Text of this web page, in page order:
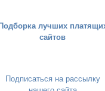
Подборка лучших
сайтов
Подписаться на рассылку